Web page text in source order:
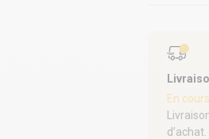
En
d’achat.